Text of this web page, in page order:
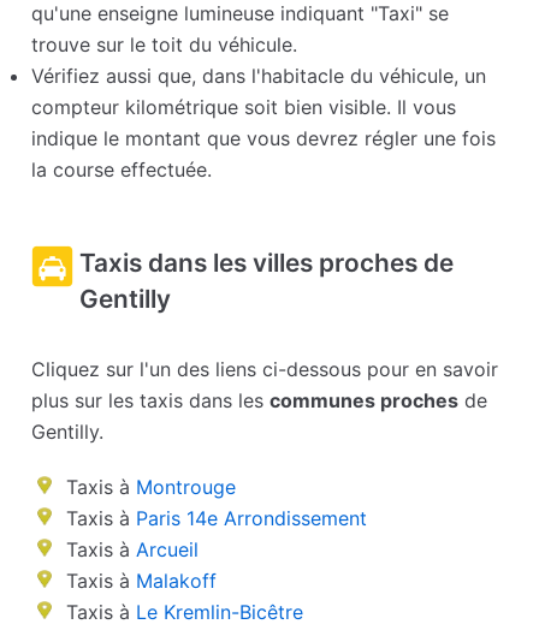
qu'une enseigne lumineuse indiquant "Taxi" se
trouve sur le toit du véhicule.
Vérifiez aussi que, dans l'habitacle du véhicule, un
compteur kilométrique soit bien visible. Il vous
indique le montant que vous devrez régler une fois
la course effectuée.
Taxis dans les villes proches de
Gentilly
Cliquez sur l'un des liens ci-dessous pour en savoir
plus sur les taxis dans lescommunes proches de
Gentilly.
Taxis à Montrouge
Taxis à Paris 14e Arrondissement
Taxis àArcueil
Taxis à Malakoff
Taxis à Le Kremlin-Bicêtre